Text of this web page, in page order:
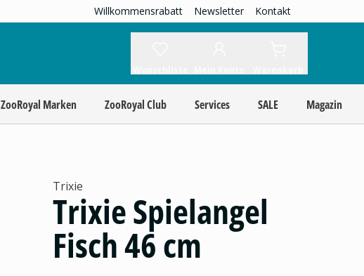
Willkommensrabatt Newsletter Kontakt
ZooRoyal Marken ZooRoyal Club Services SALE Magazin
Trixie
Trixie Spielangel
Fisch 46 cm